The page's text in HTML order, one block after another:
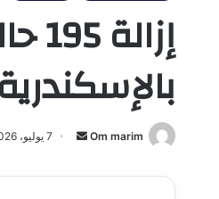
بالإسكندرية
Om marim
أرسل
إلكترونيا
7 يوليو، 2026